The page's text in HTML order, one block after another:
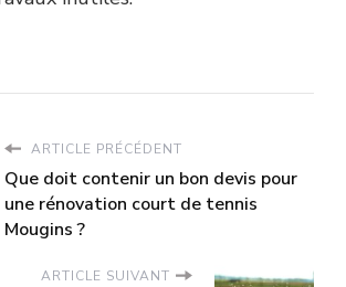
ARTICLE PRÉCÉDENT
Que doit contenir un bon devis pour
une rénovation court de tennis
Mougins ?
ARTICLE SUIVANT